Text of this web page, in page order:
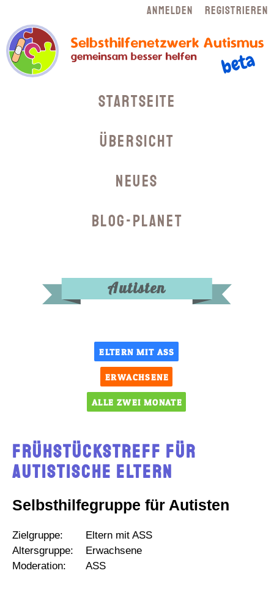
Navigation
Anmelden Registrieren
Startseite
Übersicht
Neues
Blog-Planet
Autisten
Frühstückstreff für
autistische Eltern
Selbsthilfegruppe für Autisten
Zielgruppe:
Eltern mit ASS
Altersgruppe:
Erwachsene
Moderation:
ASS
ELTERN MIT ASS
ERWACHSENE
ALLE ZWEI MONATE